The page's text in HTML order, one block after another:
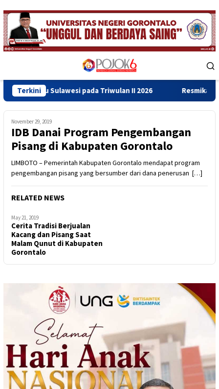
Skip
to
content
Menu
Terkinipada Triwulan II 2026 Resmikan Gedung Baru
November 29, 2019
IDB Danai Program Pengembangan
Pisang di Kabupaten Gorontalo
LIMBOTO – Pemerintah Kabupaten Gorontalo mendapat program
pengembangan pisang yang bersumber dari dana penerusan […]
RELATED NEWS
May 21, 2019
Cerita Tradisi Berjualan
Kacang dan Pisang Saat
Malam Qunut di Kabupaten
Gorontalo